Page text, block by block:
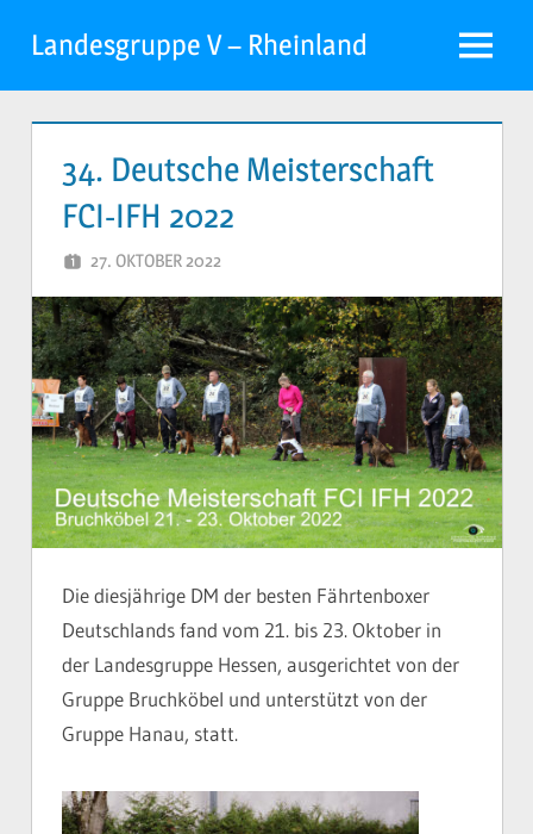
Inhalt
springen
Landesgruppe V – Rheinland Menü
34. Deutsche Meisterschaft
FCI-IFH 2022
27. OKTOBER 2022
Die diesjährige DM der besten Fährtenboxer
Deutschlands fand vom 21. bis 23. Oktober in
der Landesgruppe Hessen, ausgerichtet von der
Gruppe Bruchköbel und unterstützt von der
Gruppe Hanau, statt.